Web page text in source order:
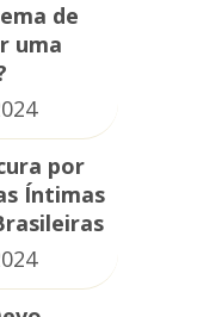
de
uma
por
Íntimas